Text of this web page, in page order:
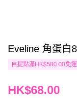
Eveline 角蛋白
自提點滿HK$580.00免
HK$68.00